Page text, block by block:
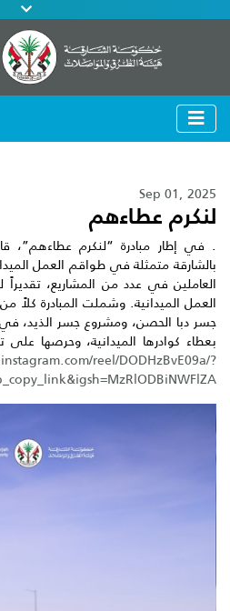
Sep 01, 2025
لنكرم عطاءهم
. في إطار مبادرة “لنكرم عطاءهم”،
بالشارقة متمثلة في طواقم العمل
العاملين في عدد من المشاريع،
العمل الميدانية. وشملت المبادرة كلاً
جسر دبا الحصن، ومشروع جسر الذيد، في
بعطاء كوادرها الميدانية، وحرصها
reel/DODHzBvE09a/?